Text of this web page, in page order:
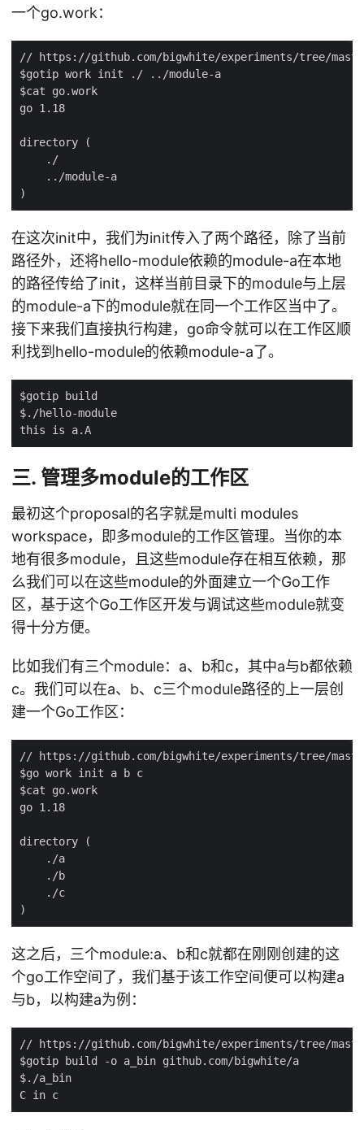
一个go.work：
在这次init中，我们为init传入了两个路径，除了当前
路径外，还将hello-module依赖的module-a在本地
的路径传给了init，这样当前目录下的module与上层
的module-a下的module就在同一个工作区当中了。
接下来我们直接执行构建，go命令就可以在工作区顺
利找到hello-module的依赖module-a了。
三. 管理多module的工作区
最初这个proposal的名字就是multi modules
workspace，即多module的工作区管理。当你的本
地有很多module，且这些module存在相互依赖，那
么我们可以在这些module的外面建立一个Go工作
区，基于这个Go工作区开发与调试这些module就变
得十分方便。
比如我们有三个module：a、b和c，其中a与b都依赖
c。我们可以在a、b、c三个module路径的上一层创
建一个Go工作区：
这之后，三个module:a、b和c就都在刚刚创建的这
个go工作空间了，我们基于该工作空间便可以构建a
与b，以构建a为例：